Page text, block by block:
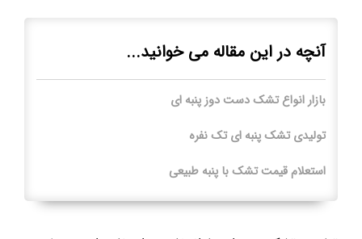
آنچه در این مقاله می خوانید...
بازار انواع تشک دست دوز پنبه ای
تولیدی تشک پنبه ای تک نفره
استعلام قیمت تشک با پنبه طبیعی